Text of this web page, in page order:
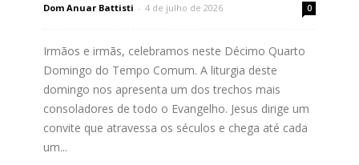
Dom Anuar Battisti - 4 de julho de 2026 0
Irmãos e irmãs, celebramos neste Décimo Quarto
Domingo do Tempo Comum. A liturgia deste
domingo nos apresenta um dos trechos mais
consoladores de todo o Evangelho. Jesus dirige um
convite que atravessa os séculos e chega até cada
um...